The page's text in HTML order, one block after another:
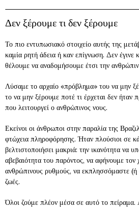
Δεν ξέρουμε τι δεν ξέρουμε
Το πιο εντυπωσιακό στοιχείο αυτής της
καμία ρητή άδεια ή καν επίγνωση. Δεν έγινε
θέλουμε να αναδομήσουμε έτσι την
Λύσαμε το αρχαίο «πρόβλημα» του να μην
το να μην ξέρουμε ποτέ τι έρχεται δεν
που λειτουργεί ο ανθρώπινος νους.
Εκείνοι οι άνθρωποι στην παραλία της
φτώχεια πληροφόρησης. Ήταν πλούσιοι σε
βελτιστοποιήσει μακριά: την ικανότητα να
αβεβαιότητα του παρόντος, να αφήνουμε τον
ανθρώπινους ρυθμούς, να εκπλησσόμαστε (ή
ζωές.
Όλοι ζούμε πλέον μέσα σε αυτό το